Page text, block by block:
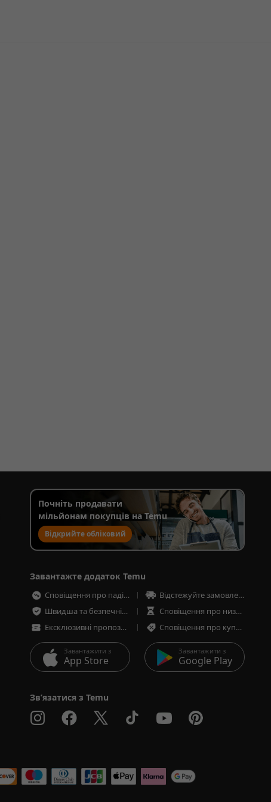
Почніть продавати
мільйонам покупців на Temu
Відкрийте обліковий
запис для продажу
Завантажте додаток Temu
Сповіщення про падіння цін
Відстежуйте замовлення в будь-який час
Швидша та безпечніша оплата
Сповіщення про низькі запаси товарів
Ексклюзивні пропозиції
Сповіщення про купони та пропозиції
Завантажити з
App Store
Завантажити з
Google Play
Зв’язатися з Temu